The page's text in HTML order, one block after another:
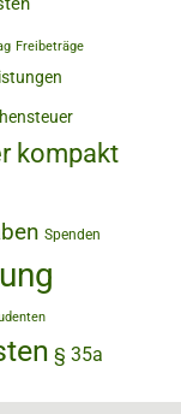
Freibeträge
kompakt
Spenden
§ 35a